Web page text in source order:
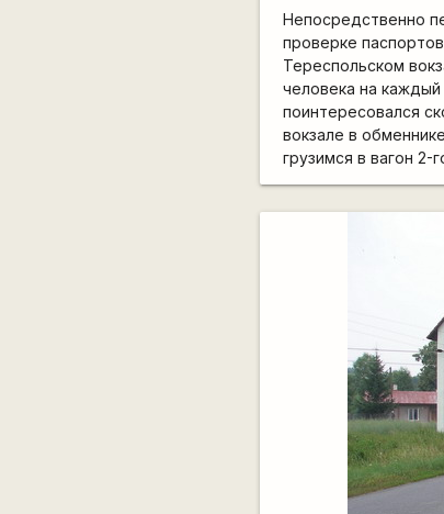
Непосредственно
проверке
Тереспольском
человека на
поинтересовался
вокзале в
грузимся в вагон